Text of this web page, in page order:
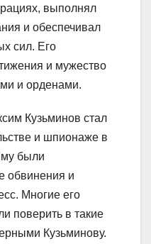
выполнял
и обеспечивал
сил. Его
и мужество
и орденами.
Кузьминов стал
и шпионаже в
были
обвинения и
Многие его
поверить в такие
Кузьминову.